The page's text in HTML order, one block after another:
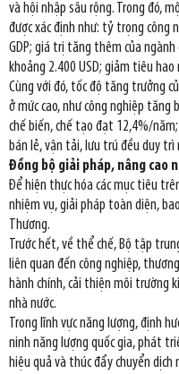
và hội nhập sâu rộng. Trong đó,
được xác định như: tỷ trọng công
GDP; giá trị tăng thêm của
khoảng 2.400 USD; giảm tiêu
Cùng với đó, tốc độ tăng trưởng
ở mức cao, như công nghiệp tăng
chế biến, chế tạo đạt 12,4%/
bán lẻ, vận tải, lưu trú đều duy
Đồng bộ giải pháp, nâng cao
Để hiện thực hóa các mục tiêu
nhiệm vụ, giải pháp toàn diện,
Thương.
Trước hết, về thể chế, Bộ tập
liên quan đến công nghiệp,
hành chính, cải thiện môi trường
nhà nước.
Trong lĩnh vực năng lượng, định
ninh năng lượng quốc gia, phát
hiệu quả và thúc đẩy chuyển